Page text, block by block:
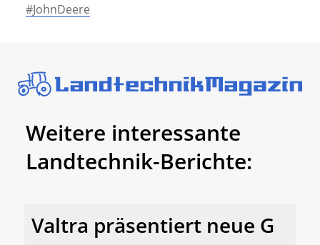
#JohnDeere
Weitere interessante
Landtechnik-Berichte:
Valtra präsentiert neue G